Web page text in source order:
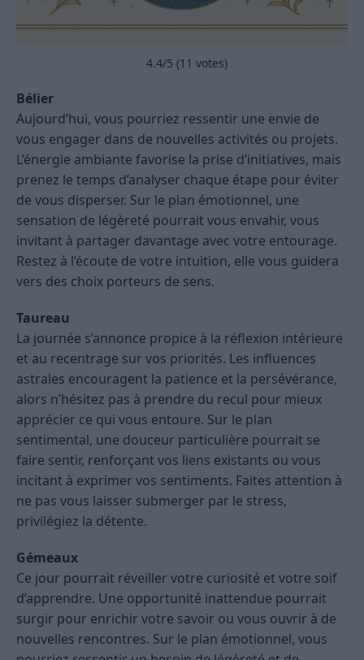
4.4/5 (11 votes)
Bélier
Aujourd’hui, vous pourriez ressentir une envie de
vous engager dans de nouvelles activités ou projets.
L’énergie ambiante favorise la prise d’initiatives, mais
prenez le temps d’analyser chaque étape pour éviter
de vous disperser. Sur le plan émotionnel, une
sensation de légèreté pourrait vous envahir, vous
invitant à partager davantage avec votre entourage.
Restez à l’écoute de votre intuition, elle vous guidera
vers des choix porteurs de sens.
Taureau
La journée s’annonce propice à la réflexion intérieure
et au recentrage sur vos priorités. Les influences
astrales encouragent la patience et la persévérance,
alors n’hésitez pas à prendre du recul pour mieux
apprécier ce qui vous entoure. Sur le plan
sentimental, une douceur particulière pourrait se
faire sentir, renforçant vos liens existants ou vous
incitant à exprimer vos sentiments. Faites attention à
ne pas vous laisser submerger par le stress,
privilégiez la détente.
Gémeaux
Ce jour pourrait réveiller votre curiosité et votre soif
d’apprendre. Une opportunité inattendue pourrait
surgir pour enrichir votre savoir ou vous ouvrir à de
nouvelles rencontres. Sur le plan émotionnel, vous